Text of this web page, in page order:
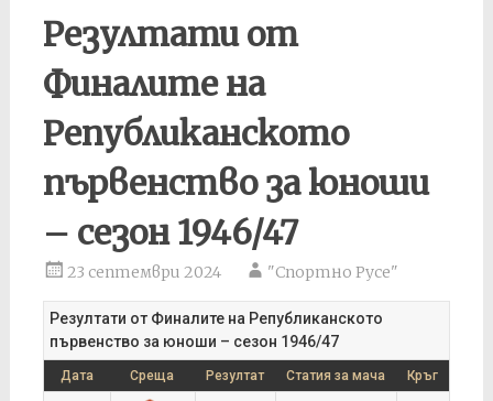
Резултати от
Финалите на
Републиканското
първенство за юноши
– сезон 1946/47
23 септември 2024 "Спортно Русе"
Резултати от Финалите на Републиканското
първенство за юноши – сезон 1946/47
Дата Среща Резултат Статия за мача Кръг